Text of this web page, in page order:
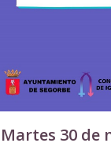
Martes 30 de